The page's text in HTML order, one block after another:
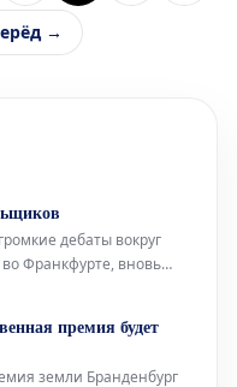
→
дебаты вокруг
Франкфурте, вновь
культовое
во временный
премия будет
земли Бранденбург